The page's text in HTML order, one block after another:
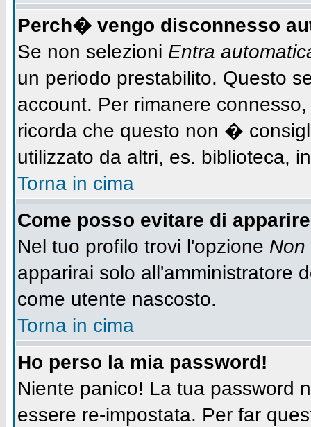
Perch� vengo disconnesso
Se non selezioni Entra
un periodo prestabilito. Questo
account. Per rimanere
ricorda che questo non �
utilizzato da altri, es. biblioteca,
Torna in cima
Come posso evitare di
Nel tuo profilo trovi l'opzione Non
apparirai solo all'amministratore
come utente nascosto.
Torna in cima
Ho perso la mia password!
Niente panico! La tua
essere re-impostata. Per far